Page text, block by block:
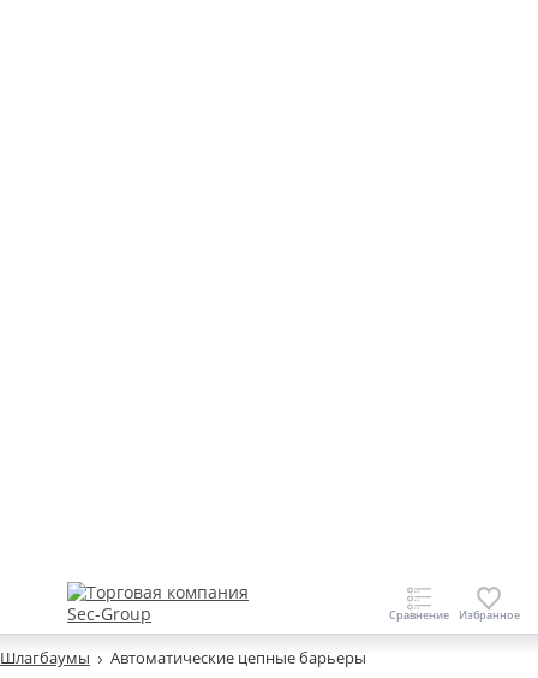
Шлагбаумы Автоматические цепные барьеры